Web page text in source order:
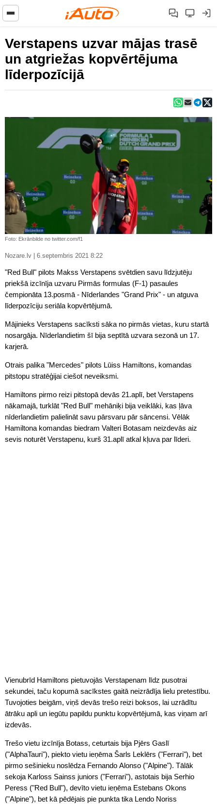
Verstapens uzvar mājas trasē
un atgriežas kopvērtējuma
līderpozīcijā
Foto: Ekrānbilde no twitter.com/f1
Nozare.lv | 6.septembris 2021 8:22
"Red Bull" pilots Makss Verstapens svētdien savu līdzjutēju
priekšā izcīnīja uzvaru Pirmās formulas (F-1) pasaules
čempionāta 13.posmā - Nīderlandes "Grand Prix" - un atguva
līderpozīciju seriāla kopvērtējumā.
Mājinieks Verstapens sacīksti sāka no pirmās vietas, kuru startā
nosargāja. Nīderlandietim šī bija septītā uzvara sezonā un 17.
karjerā.
Otrais palika "Mercedes" pilots Lūiss Hamiltons, komandas
pitstopu stratēģijai ciešot neveiksmi.
Hamiltons pirmo reizi pitstopā devās 21.aplī, bet Verstapens
nākamajā, turklāt "Red Bull" mehāniķi bija veiklāki, kas ļāva
nīderlandietim palielināt savu pārsvaru pār sāncensi. Vēlāk
Hamiltona komandas biedram Valteri Botasam neizdevās aiz
sevis noturēt Verstapenu, kurš 31.aplī atkal kļuva par līderi.
Vienubrīd Hamiltons pietuvojās Verstapenam līdz pusotrai
sekundei, taču kopumā sacīkstes gaitā neizrādīja lielu pretestību.
Tuvojoties beigām, viņš devās trešo reizi boksos, lai uzrādītu
ātrāku apli un iegūtu papildu punktu kopvērtējumā, kas viņam arī
izdevās.
Trešo vietu izcīnīja Botass, ceturtais bija Pjērs Gaslī
("AlphaTauri"), piekto vietu ieņēma Šarls Leklērs ("Ferrari"), bet
pirmo sešinieku noslēdza Fernando Alonso ("Alpine"). Tālāk
sekoja Karloss Sainss juniors ("Ferrari"), astotais bija Serhio
Peress ("Red Bull"), devīto vietu ieņēma Estebans Okons
("Alpine"), bet kā pēdējais pie punkta tika Lendo Noriss